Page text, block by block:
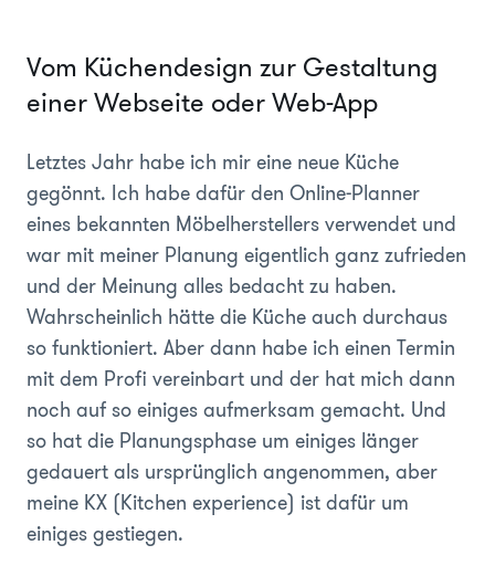
Vom Küchendesign zur Gestaltung
einer Webseite oder Web-App
Letztes Jahr habe ich mir eine neue Küche
gegönnt. Ich habe dafür den Online-Planner
eines bekannten Möbelherstellers verwendet und
war mit meiner Planung eigentlich ganz zufrieden
und der Meinung alles bedacht zu haben.
Wahrscheinlich hätte die Küche auch durchaus
so funktioniert. Aber dann habe ich einen Termin
mit dem Profi vereinbart und der hat mich dann
noch auf so einiges aufmerksam gemacht. Und
so hat die Planungsphase um einiges länger
gedauert als ursprünglich angenommen, aber
meine KX (Kitchen experience) ist dafür um
einiges gestiegen.